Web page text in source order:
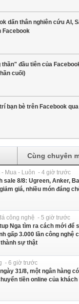
dấn thân nghiên cứu AI,
Facebook
thần" đầu tiên của
cuối)
bạn bè trên Facebook
Cùng chuyên
- Mua - Luôn - 4 giờ trước
sale 8/8: Ugreen, Anker,
giá, nhiều món đáng
công nghệ - 5 giờ trước
Nga tìm ra cách mới để
gấp 3.000 lần công nghệ
sự thật
- 6 giờ trước
31/8, một ngân hàng
tiền online của